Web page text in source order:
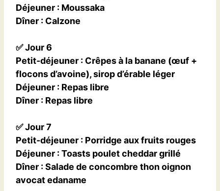
Déjeuner : Moussaka
Dîner : Calzone
✅Jour 6
Petit-déjeuner : Crêpes à la banane (œuf +
flocons d’avoine), sirop d’érable léger
Déjeuner : Repas libre
Dîner : Repas libre
✅Jour 7
Petit-déjeuner : Porridge aux fruits rouges
Déjeuner :Toasts poulet cheddar grillé
Dîner :Salade de concombre thon oignon
avocat edaname